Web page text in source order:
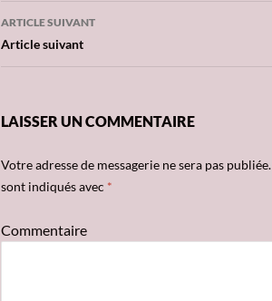
des
articles
ARTICLE SUIVANT
Article suivant
LAISSER UN COMMENTAIRE
Votre adresse de messagerie ne sera pas publiée.
sont indiqués avec *
Commentaire